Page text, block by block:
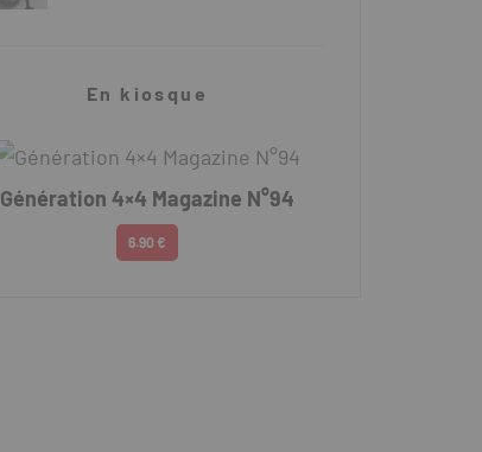
En kiosque
Génération 4×4 Magazine N°94
6.90 €